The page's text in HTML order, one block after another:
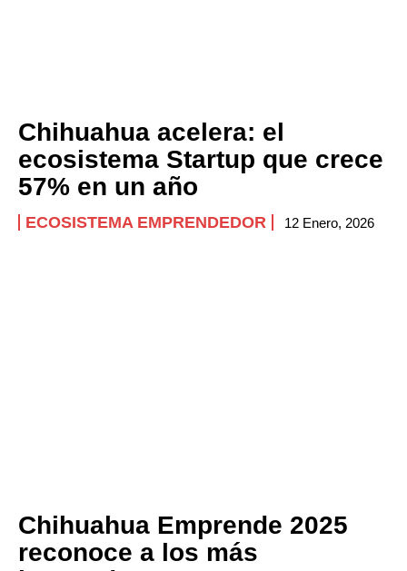
Chihuahua acelera: el
ecosistema Startup que crece
57% en un año
ECOSISTEMA EMPRENDEDOR 12 Enero, 2026
Chihuahua Emprende 2025
reconoce a los más